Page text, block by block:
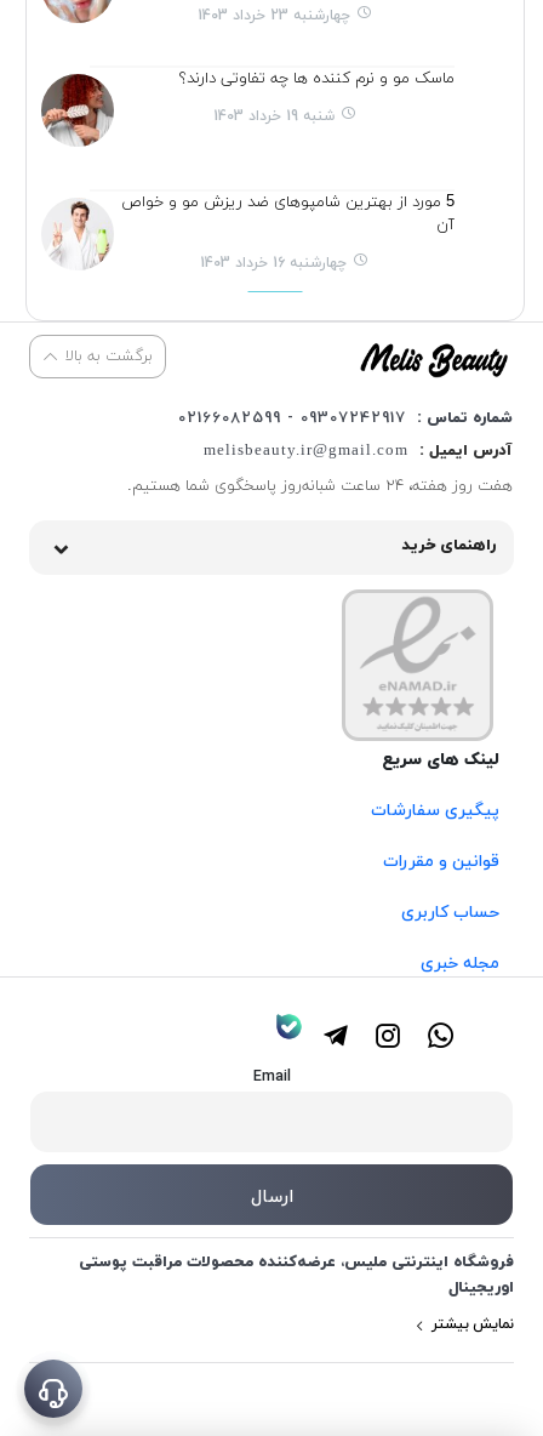
چهارشنبه 23 خرداد 1403
ماسک مو و نرم کننده ها چه تفاوتی دارند؟
شنبه 19 خرداد 1403
5 مورد از بهترین شامپوهای ضد ریزش مو و خواص
آن
چهارشنبه 16 خرداد 1403
برگشت به بالا
شماره تماس :
09307242917 - 02166082599
آدرس ایمیل :
melisbeauty.ir@gmail.com
هفت روز هفته، ۲۴ ساعت شبانه‌روز پاسخگوی شما هستیم.
راهنمای خرید
لینک های سریع
پیگیری سفارشات
قوانین و مقررات
حساب کاربری
مجله خبری
Email
فروشگاه اینترنتی ملیس، عرضه‌کننده محصولات مراقبت پوستی
اوریجینال
نمایش بیشتر